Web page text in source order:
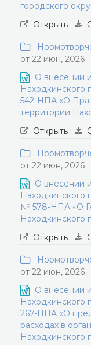
городского
Открыть
от 22 июн, 2026
О внесении
Находкинского
542-НПА «О
территории
Открыть
от 22 июн, 2026
О внесении
Находкинского
№ 578-НПА «О
Находкинского
Открыть
от 22 июн, 2026
О внесении
Находкинского
267-НПА «О
расходах в
Находкинского